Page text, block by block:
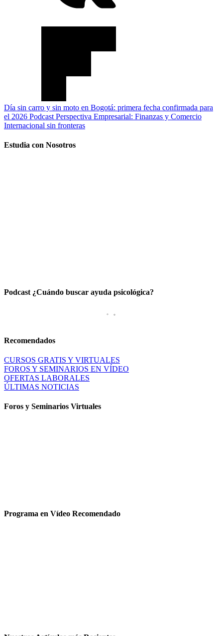
Día sin carro y sin moto en Bogotá: primera fecha confirmada para
el 2026 Podcast Perspectiva Empresarial: Finanzas y Comercio
Internacional sin fronteras
Estudia con Nosotros
Podcast ¿Cuándo buscar ayuda psicológica?
Recomendados
CURSOS GRATIS Y VIRTUALES
FOROS Y SEMINARIOS EN VÍDEO
OFERTAS LABORALES
ÚLTIMAS NOTICIAS
Foros y Seminarios Virtuales
Programa en Vídeo Recomendado